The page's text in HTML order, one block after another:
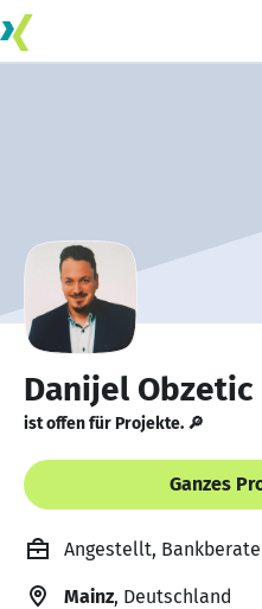
Danijel Obzetic
ist offen für Projekte. 🔎
Ganzes
Angestellt,
Mainz, Deutschland